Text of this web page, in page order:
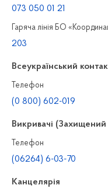
073 050 01 21
Гаряча лінія БО
203
Всеукраїнський
Телефон
(0 800) 602-019
Викривачі (Захищений
Телефон
(06264) 6-03-70
Канцелярiя